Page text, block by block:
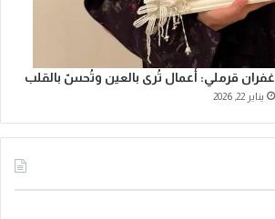
غفران قرملي: أعمال تُرى بالعين وتُحسّ بالقلب
يناير 22, 2026